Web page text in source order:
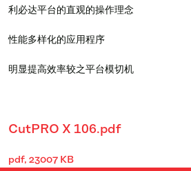
利必达平台的直观的操作理念
性能多样化的应用程序
明显提高效率较之平台模切机
CutPRO X 106.pdf
pdf, 23007 KB